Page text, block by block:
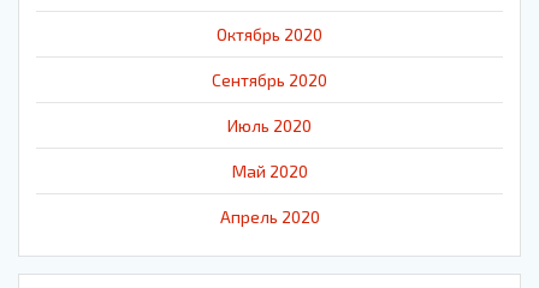
Октябрь 2020
Сентябрь 2020
Июль 2020
Май 2020
Апрель 2020